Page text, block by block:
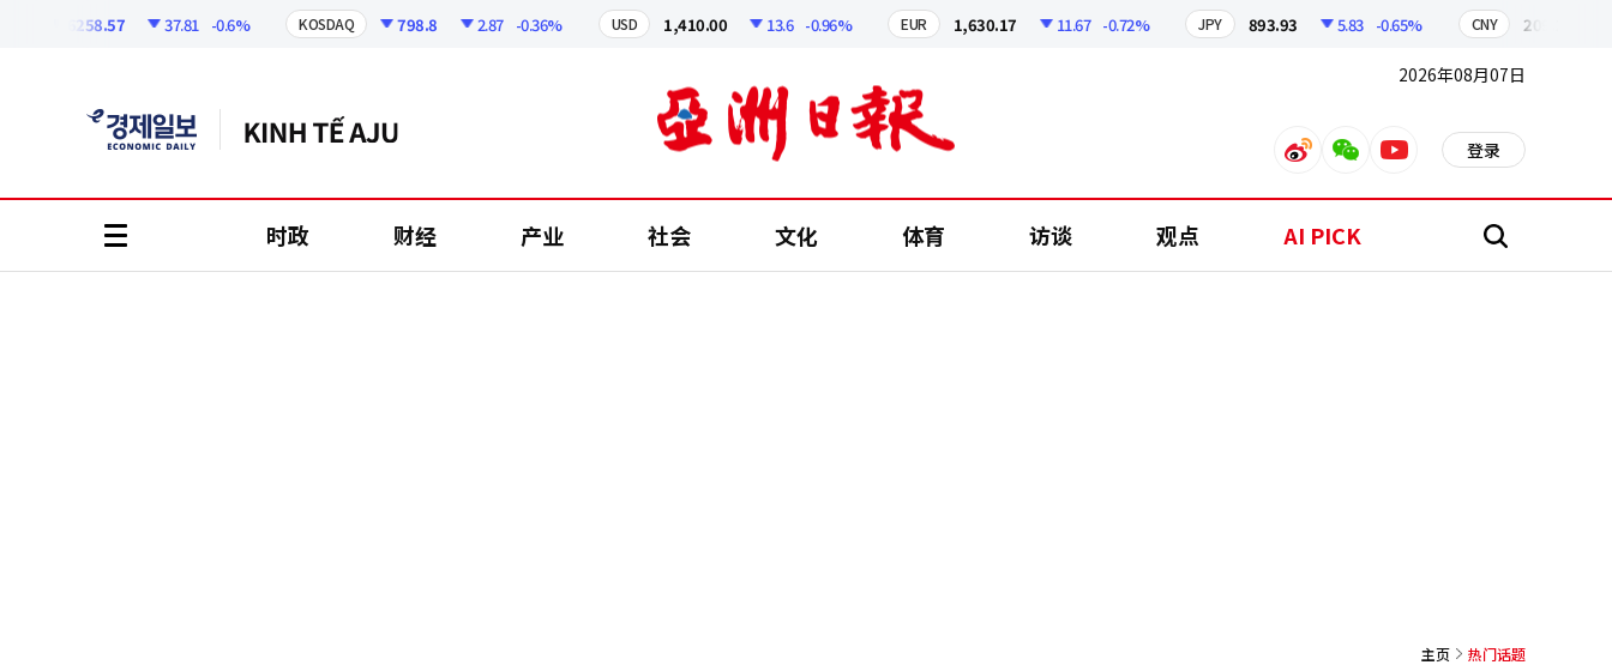
6258.57 37.81 -0.6% KOSDAQ 798.8 2.87 -0.36% USD 1,410.00 13.6 -0.96% EUR 1,630.17 11.67 -0.72% JPY 893.93 5.83 -0.65% CNY 209.10
2026年08月07日
weiboweixinyoutube 登录
时政 财经 产业 社会 文化 体育 访谈 观点 AI PICK 搜
主页 热门话题